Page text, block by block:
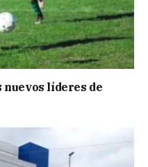
nuevos líderes de